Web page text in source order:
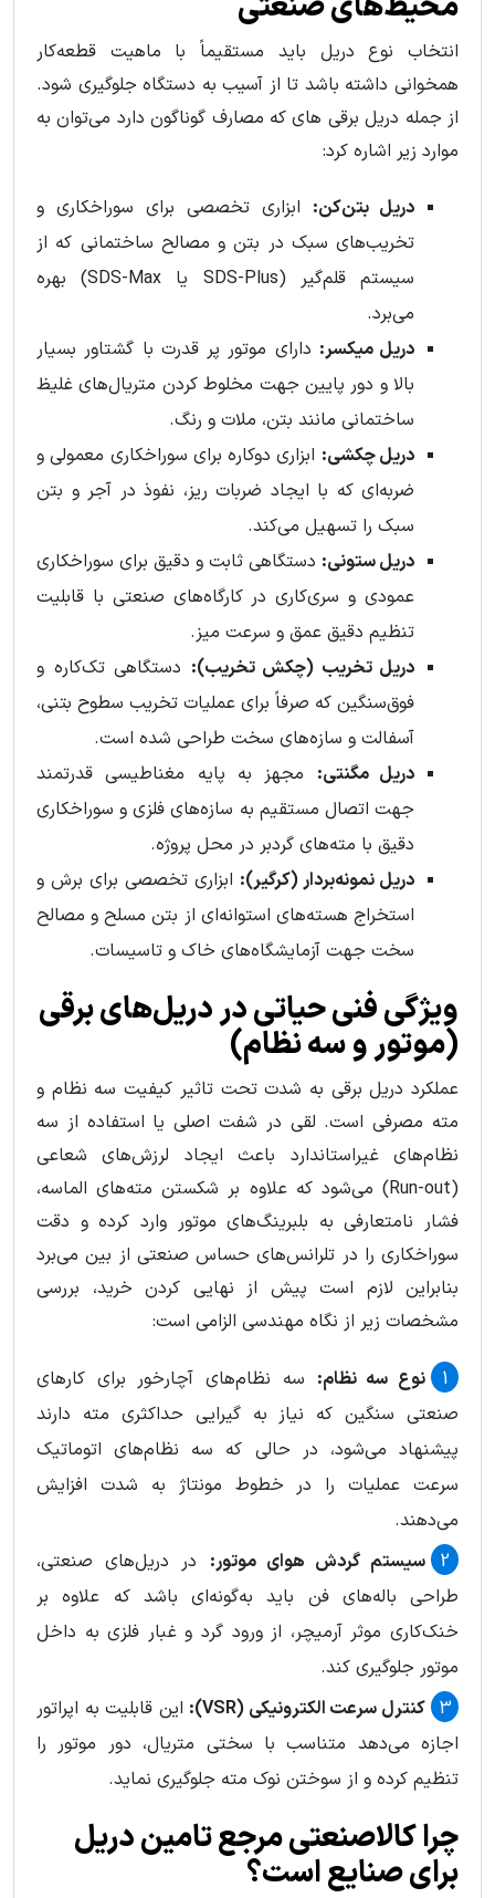
انتخاب نوع دریل باید مستقیماً با ماهیت قطعه‌کار
همخوانی داشته باشد تا از آسیب به دستگاه جلوگیری شود.
از جمله دریل برقی های که مصارف گوناگون دارد می‌توان به
موارد زیر اشاره کرد:
دریل بتن‌کن: ابزاری تخصصی برای سوراخکاری و
تخریب‌های سبک در بتن و مصالح ساختمانی که از
سیستم قلم‌گیر (SDS-Plus یا SDS-Max) بهره
می‌برد.
دریل میکسر: دارای موتور پر قدرت با گشتاور بسیار
بالا و دور پایین جهت مخلوط کردن متریال‌های غلیظ
ساختمانی مانند بتن، ملات و رنگ.
دریل چکشی: ابزاری دوکاره برای سوراخکاری معمولی و
ضربه‌ای که با ایجاد ضربات ریز، نفوذ در آجر و بتن
سبک را تسهیل می‌کند.
دریل ستونی: دستگاهی ثابت و دقیق برای سوراخکاری
عمودی و سری‌کاری در کارگاه‌های صنعتی با قابلیت
تنظیم دقیق عمق و سرعت میز.
دریل تخریب (چکش تخریب): دستگاهی تک‌کاره و
فوق‌سنگین که صرفاً برای عملیات تخریب سطوح بتنی،
آسفالت و سازه‌های سخت طراحی شده است.
دریل مگنتی: مجهز به پایه مغناطیسی قدرتمند
جهت اتصال مستقیم به سازه‌های فلزی و سوراخکاری
دقیق با مته‌های گردبر در محل پروژه.
دریل نمونه‌بردار (کرگیر): ابزاری تخصصی برای برش و
استخراج هسته‌های استوانه‌ای از بتن مسلح و مصالح
سخت جهت آزمایشگاه‌های خاک و تاسیسات.
ویژگی‌ فنی حیاتی در دریل‌های برقی
(موتور و سه نظام)
عملکرد دریل برقی به شدت تحت تاثیر کیفیت سه نظام و
مته مصرفی است. لقی در شفت اصلی یا استفاده از سه
نظام‌های غیراستاندارد باعث ایجاد لرزش‌های شعاعی
(Run-out) می‌شود که علاوه بر شکستن مته‌های الماسه،
فشار نامتعارفی به بلبرینگ‌های موتور وارد کرده و دقت
سوراخکاری را در تلرانس‌های حساس صنعتی از بین می‌برد
بنابراین لازم است پیش از نهایی کردن خرید، بررسی
مشخصات زیر از نگاه مهندسی الزامی است:
نوع سه نظام: سه نظام‌های آچارخور برای کارهای
صنعتی سنگین که نیاز به گیرایی حداکثری مته دارند
پیشنهاد می‌شود، در حالی که سه نظام‌های اتوماتیک
سرعت عملیات را در خطوط مونتاژ به شدت افزایش
می‌دهند.
سیستم گردش هوای موتور: در دریل‌های صنعتی،
طراحی باله‌های فن باید به‌گونه‌ای باشد که علاوه بر
خنک‌کاری موثر آرمیچر، از ورود گرد و غبار فلزی به داخل
موتور جلوگیری کند.
کنترل سرعت الکترونیکی (VSR):
این قابلیت به اپراتور
اجازه می‌دهد متناسب با سختی متریال، دور موتور را
تنظیم کرده و از سوختن نوک مته جلوگیری نماید.
چرا کالاصنعتی مرجع تامین دریل
برای صنایع است؟